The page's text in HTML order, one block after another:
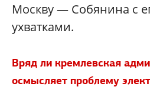
Москву — Собянина с
ухватками.
Вряд ли кремлевская
осмысляет проблему